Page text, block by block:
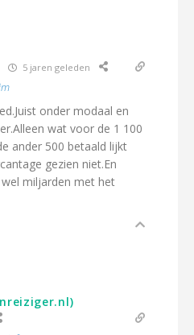
5 jaren geleden
onder modaal en
wat voor de 1 100
ander 500 betaald lijkt
gezien niet.En
miljarden met het